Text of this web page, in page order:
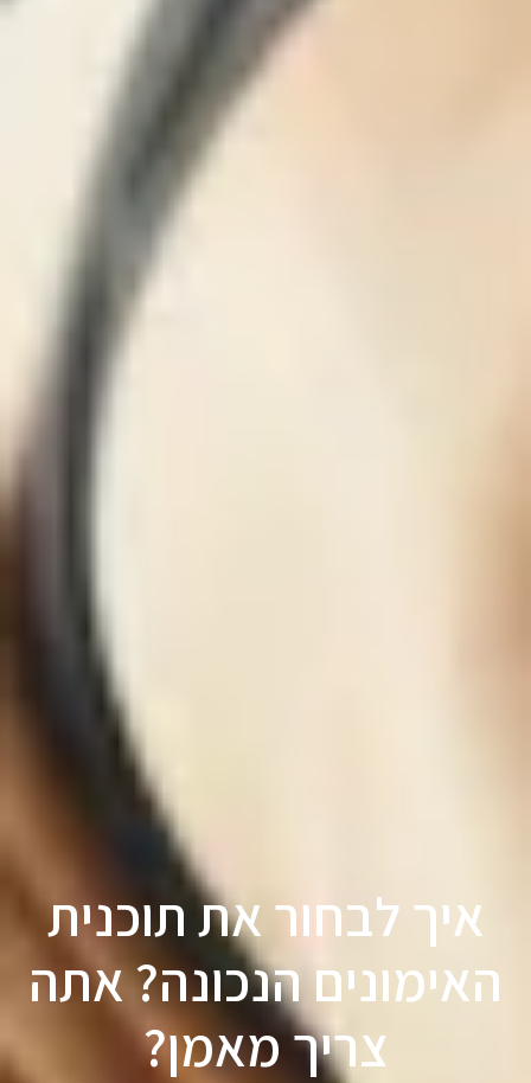
איך לבחור את תוכנית
האימונים הנכונה? אתה
צריך מאמן?